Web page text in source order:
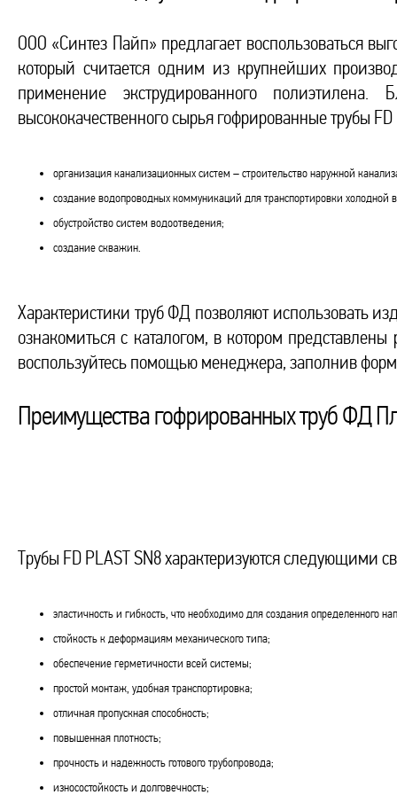
ООО «Синтез Пайп» предлагает воспользоваться
который считается одним из крупнейших
применение экструдированного
высококачественного сырья гофрированные трубы
организация канализационных систем – строительство наружной
создание водопроводных коммуникаций для транспортировки холодной
обустройство систем водоотведения;
создание скважин.
Характеристики труб ФД позволяют использовать
ознакомиться с каталогом, в котором
воспользуйтесь помощью менеджера, заполнив
Преимущества гофрированных труб ФД
Трубы FD PLAST SN8 характеризуются следующими
эластичность и гибкость, что необходимо для создания определенного
стойкость к деформациям механического типа;
обеспечение герметичности всей системы;
простой монтаж, удобная транспортировка;
отличная пропускная способность;
повышенная плотность;
прочность и надежность готового трубопровода;
износостойкость и долговечность;